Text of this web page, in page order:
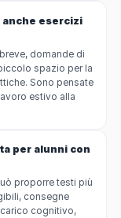
anche esercizi
domande di
spazio per la
Sono pensate
estivo alla
per alunni con
proporre testi più
consegne
cognitivo,